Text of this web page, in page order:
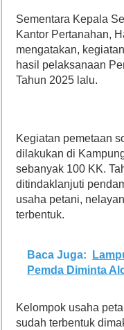
Sementara Kepala
Kantor Pertanahan,
mengatakan,
hasil pelaksanaan
Tahun 2025 lalu.
Kegiatan pemetaan
dilakukan di
sebanyak 100 KK.
ditindaklanjuti
usaha petani,
terbentuk.
Baca Juga:
Pemda Diminta
Kelompok usaha
sudah terbentuk